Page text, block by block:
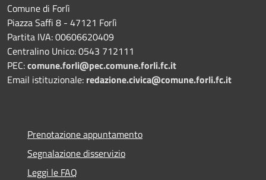
Comune di Forlì
Piazza Saffi 8 - 47121 Forlì
Partita IVA: 00606620409
Centralino Unico: 0543 712111
PEC:comune.forli@pec.comune.forli.fc.it
Email istituzionale: redazione.civica@comune.forli.fc.it
Prenotazione appuntamento
Segnalazione disservizio
Leggi le FAQ